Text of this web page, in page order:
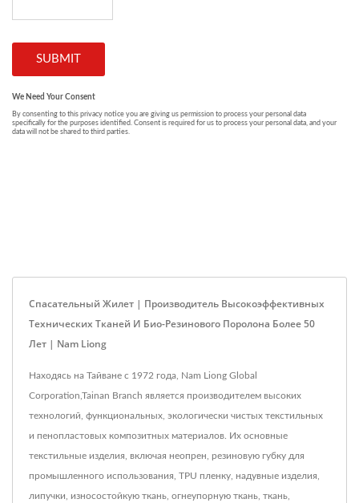
Спасательный Жилет | Производитель Высокоэффективных
Технических Тканей И Био-Резинового Поролона Более 50
Лет | Nam Liong
Находясь на Тайване с 1972 года, Nam Liong Global
Corporation,Tainan Branch является производителем высоких
технологий, функциональных, экологически чистых текстильных
и пенопластовых композитных материалов. Их основные
текстильные изделия, включая неопрен, резиновую губку для
промышленного использования, TPU пленку, надувные изделия,
липучки, износостойкую ткань, огнеупорную ткань, ткань,